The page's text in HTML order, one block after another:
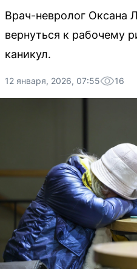
Врач-невролог Оксана
вернуться к рабочему
каникул.
12 января, 2026, 07:55 16